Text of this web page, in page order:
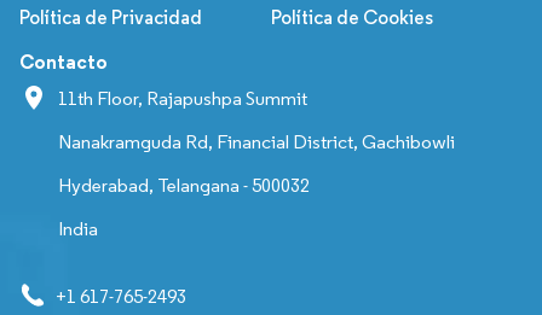
Política de Privacidad Política de Cookies
Contacto
11th Floor, Rajapushpa Summit
Nanakramguda Rd, Financial District, Gachibowli
Hyderabad, Telangana - 500032
India
+1 617-765-2493